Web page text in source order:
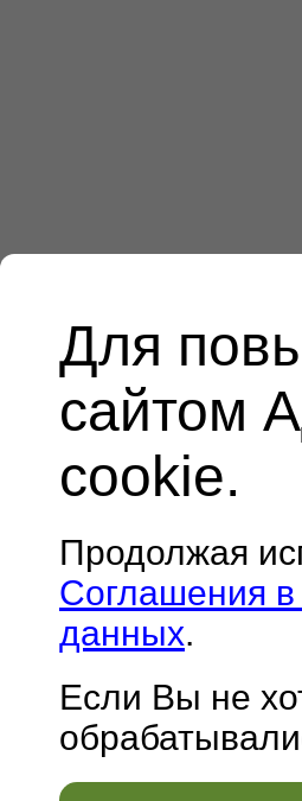
Для
сайтом
cookie.
Продолжая
Соглашения в
данных.
Если Вы не